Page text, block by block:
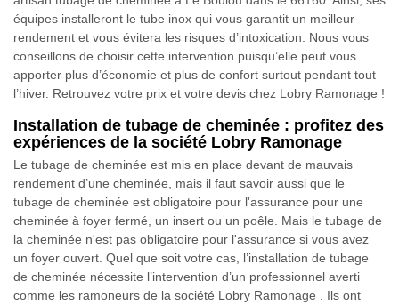
équipes installeront le tube inox qui vous garantit un meilleur
rendement et vous évitera les risques d’intoxication. Nous vous
conseillons de choisir cette intervention puisqu’elle peut vous
apporter plus d’économie et plus de confort surtout pendant tout
l’hiver. Retrouvez votre prix et votre devis chez Lobry Ramonage !
Installation de tubage de cheminée : profitez des
expériences de la société Lobry Ramonage
Le tubage de cheminée est mis en place devant de mauvais
rendement d’une cheminée, mais il faut savoir aussi que le
tubage de cheminée est obligatoire pour l'assurance pour une
cheminée à foyer fermé, un insert ou un poêle. Mais le tubage de
la cheminée n'est pas obligatoire pour l'assurance si vous avez
un foyer ouvert. Quel que soit votre cas, l’installation de tubage
de cheminée nécessite l’intervention d’un professionnel averti
comme les ramoneurs de la société Lobry Ramonage . Ils ont